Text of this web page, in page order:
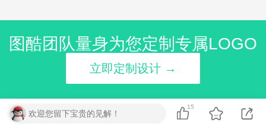
图酷团队量身为您定制专属LOGO
立即定制设计 →
欢迎您留下宝贵的见解！
15